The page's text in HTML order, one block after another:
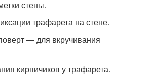
стены.
трафарета на стене.
— для вкручивания
кирпичиков у трафарета.